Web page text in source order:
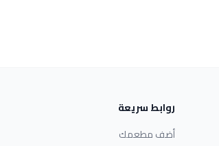
روابط سريعة
أضف مطعمك